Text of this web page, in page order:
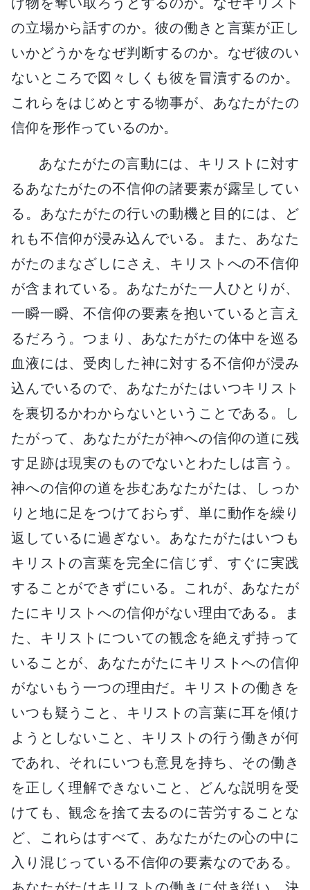
の立場から話すのか。彼の働きと言葉が正し
いかどうかをなぜ判断するのか。なぜ彼のい
ないところで図々しくも彼を冒瀆するのか。
これらをはじめとする物事が、あなたがたの
信仰を形作っているのか。
あなたがたの言動には、キリストに対す
るあなたがたの不信仰の諸要素が露呈してい
る。あなたがたの行いの動機と目的には、ど
れも不信仰が浸み込んでいる。また、あなた
がたのまなざしにさえ、キリストへの不信仰
が含まれている。あなたがた一人ひとりが、
一瞬一瞬、不信仰の要素を抱いていると言え
るだろう。つまり、あなたがたの体中を巡る
血液には、受肉した神に対する不信仰が浸み
込んでいるので、あなたがたはいつキリスト
を裏切るかわからないということである。し
たがって、あなたがたが神への信仰の道に残
す足跡は現実のものでないとわたしは言う。
神への信仰の道を歩むあなたがたは、しっか
りと地に足をつけておらず、単に動作を繰り
返しているに過ぎない。あなたがたはいつも
キリストの言葉を完全に信じず、すぐに実践
することができずにいる。これが、あなたが
たにキリストへの信仰がない理由である。ま
た、キリストについての観念を絶えず持って
いることが、あなたがたにキリストへの信仰
がないもう一つの理由だ。キリストの働きを
いつも疑うこと、キリストの言葉に耳を傾け
ようとしないこと、キリストの行う働きが何
であれ、それにいつも意見を持ち、その働き
を正しく理解できないこと、どんな説明を受
けても、観念を捨て去るのに苦労することな
ど、これらはすべて、あなたがたの心の中に
入り混じっている不信仰の要素なのである。